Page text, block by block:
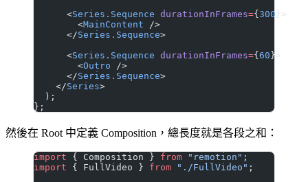
      <
Series.Sequence durationInFrames={ 300 }>
        <
MainContent />
      </
Series.Sequence>
      <
Series.Sequence durationInFrames={ 60 }>
        <
Outro />
      </
Series.Sequence>
    </
Series>
  );
};
然後在 Root 中定義 Composition，總長度就是各段之和：
import { Composition } from "remotion" ;
import { FullVideo } from "./FullVideo" ;